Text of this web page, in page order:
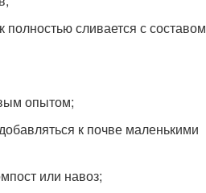
сливается с составом
опытом;
к почве маленькими
или навоз;